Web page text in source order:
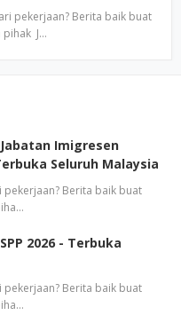
pekerjaan? Berita baik buat
pihak J…
Imigresen
Seluruh Malaysia
Berita baik buat
2026 - Terbuka
Berita baik buat